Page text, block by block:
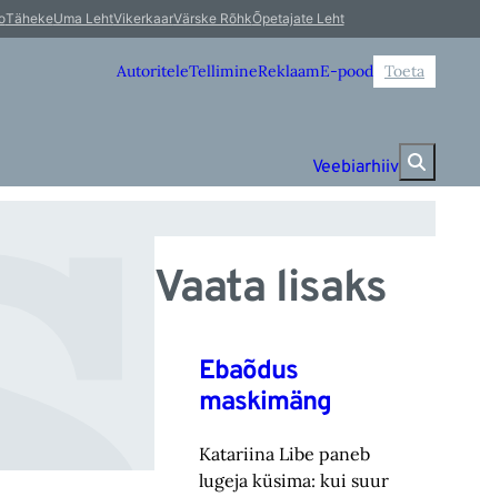
TähekeUma LehtVikerkaarVärske RõhkÕpetajate Leht
AutoriteleTellimineReklaamE-pood Toeta
Veebiarhiiv
Vaata lisaks
Ebaõdus
maskimäng
Katariina Libe paneb
lugeja küsima: kui suur